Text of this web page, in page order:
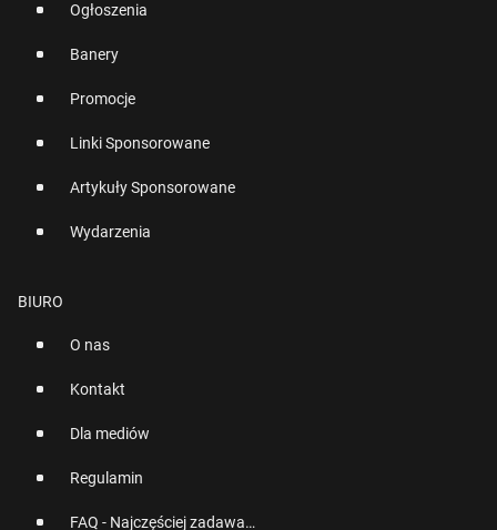
Ogłoszenia
Banery
Promocje
Linki Sponsorowane
Artykuły Sponsorowane
Wydarzenia
BIURO
O nas
Kontakt
Dla mediów
Regulamin
FAQ - Najczęściej zadawane pytania